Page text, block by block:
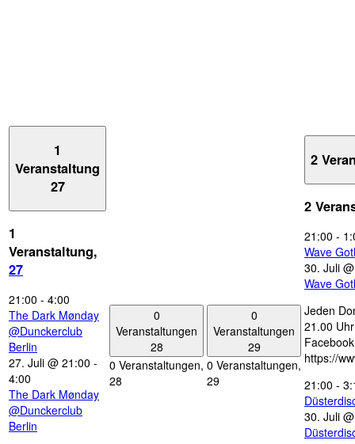
1
Veranstaltung
27
1
Veranstaltung,
27
21:00 - 4:00
The Dark Mønday
@Dunckerclub
Berlin
27. Juli @ 21:00 -
4:00
The Dark Mønday
@Dunckerclub
Berlin
0
Veranstaltungen
28
0 Veranstaltungen,
28
0
Veranstaltungen
29
0 Veranstaltungen,
29
2
2
21:00 -
Wave
30. Juli
Wave
Jeden
21.00
https://
21:00 -
30. Juli